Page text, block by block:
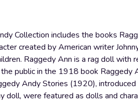
Collection includes the books
created by American writer
Raggedy Ann is a rag doll with
public in the 1918 book
Andy Stories (1920),
doll, were featured as dolls and